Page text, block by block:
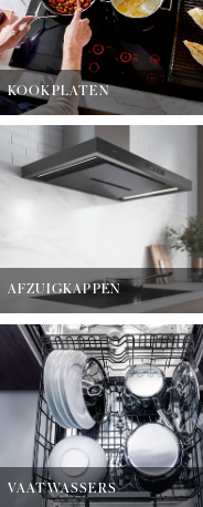
KOOKPLATEN
AFZUIGKAPPEN
VAATWASSERS